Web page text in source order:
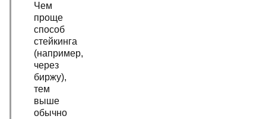
Чем
проще
способ
стейкинга
(например,
через
биржу),
тем
выше
обычно